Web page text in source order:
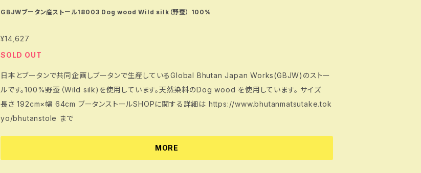
GBJWブータン産ストール18003 Dog wood Wild silk（野蚕） 100%
¥14,627
SOLD OUT
日本とブータンで共同企画しブータンで生産しているGlobal Bhutan Japan Works(GBJW)のストー
ルです。100%野蚕（Wild silk)を使用しています。天然染料のDog wood を使用しています。 サイズ
長さ 192cm×幅 64cm ブータンストールSHOPに関する詳細は https://www.bhutanmatsutake.tok
yo/bhutanstole まで
MORE